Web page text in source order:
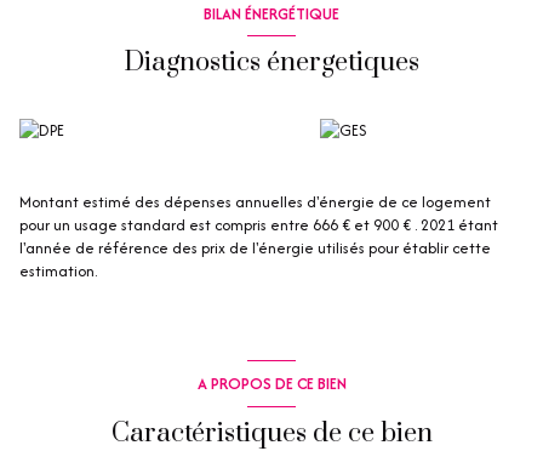
BILAN ÉNERGÉTIQUE
Diagnostics énergetiques
Montant estimé des dépenses annuelles d'énergie de ce logement
pour un usage standard est compris entre 666 € et 900 € . 2021 étant
l'année de référence des prix de l'énergie utilisés pour établir cette
estimation.
A PROPOS DE CE BIEN
Caractéristiques de ce bien